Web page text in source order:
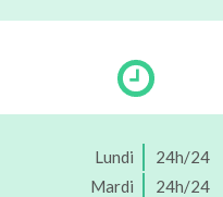
Lundi
24h/24
Mardi
24h/24